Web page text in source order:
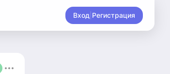
Вход Регистрация